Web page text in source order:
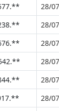
28/
28/
28/
28/
28/
28/